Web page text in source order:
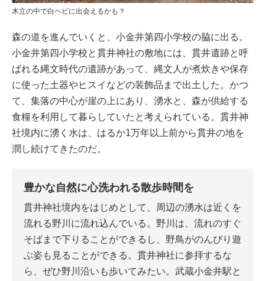
木立の中で白ヘビに出会えるかも？
森の道を進んでいくと、小金井第四小学校の脇に出る。
小金井第四小学校と貫井神社の敷地には、貫井遺跡と呼
ばれる縄文時代の遺跡があって、縄文人が煮炊きや保存
に使った土器やヒスイなどの装飾品まで出土した。かつ
て、集落の中心が崖の上にあり、湧水と、森が供給する
食糧を利用して暮らしていたと考えられている。貫井神
社境内に湧く水は、はるか1万年以上前から貫井の地を
潤し続けてきたのだ。
豊かな自然に心洗われる散歩時間を
貫井神社境内をはじめとして、周辺の湧水は近くを
流れる野川に流れ込んでいる。野川は、流れのすぐ
そばまで下りることができるし、野鳥がのんびり遊
ぶ姿も見ることができる。貫井神社に参拝するな
ら、ぜひ野川沿いも歩いてみたい。武蔵小金井駅と